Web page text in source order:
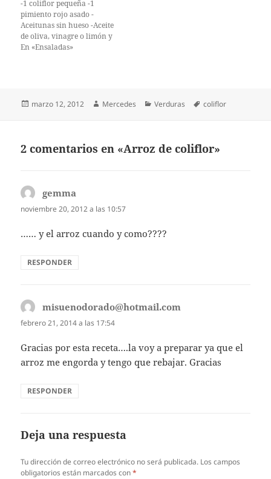
de leche…
-1 coliflor pequeña -1
pimiento rojo asado -
Aceitunas sin hueso -Aceite
de oliva, vinagre o limón y
sal Lava y corta la coliflor en
el mal…
En «Ensaladas»
Publicado
marzo 12, 2012 Autor
Mercedes Categorías
Verduras Etiquetas
coliflor
2 comentarios en «Arroz de coliflor»
gemma
noviembre 20, 2012 a las 10:57
…… y el arroz cuando y como????
RESPONDER
misuenodorado@hotmail.com
febrero 21, 2014 a las 17:54
Gracias por esta receta….la voy a preparar ya que el
arroz me engorda y tengo que rebajar. Gracias
RESPONDER
Deja una respuesta
Tu dirección de correo electrónico no será publicada. Los campos
obligatorios están marcados con*